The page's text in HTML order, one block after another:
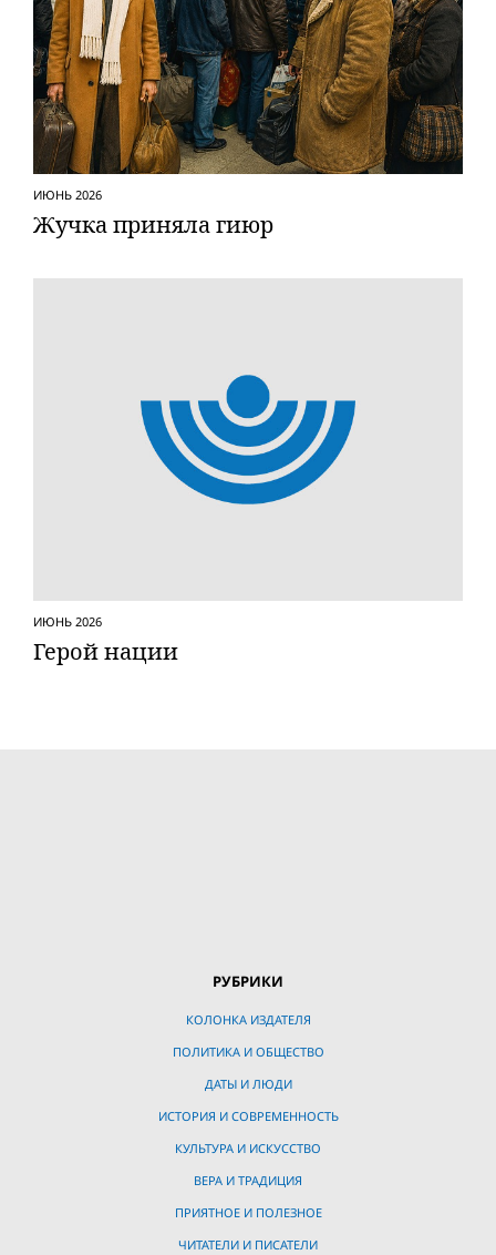
ИЮНЬ 2026
Жучка приняла гиюр
ИЮНЬ 2026
Герой нации
РУБРИКИ
КОЛОНКА ИЗДАТЕЛЯ
ПОЛИТИКА И ОБЩЕСТВО
ДАТЫ И ЛЮДИ
ИСТОРИЯ И СОВРЕМЕННОСТЬ
КУЛЬТУРА И ИСКУССТВО
ВЕРА И ТРАДИЦИЯ
ПРИЯТНОЕ И ПОЛЕЗНОЕ
ЧИТАТЕЛИ И ПИСАТЕЛИ